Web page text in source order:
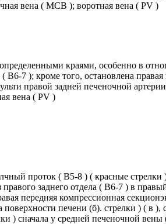
вена ( МСВ ); воротная вена ( PV )
краями, особенно в
7 ); кроме того, остановлена
правой задней печеночной
вена ( PV )
проток ( B5-8 ) ( красные стрелки
заднего отдела ( B6-7 ) в
передняя компрессионная
печени (б). стрелки ) ( в
сначала у средней печеночной